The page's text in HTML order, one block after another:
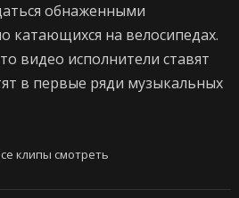
обнаженными
катающихся на велосипедах.
видео исполнители ставят
в первые ряди музыкальных
клипы смотреть